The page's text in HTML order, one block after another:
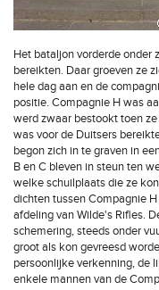
Het bataljon vorderde onder
bereikten. Daar groeven ze
hele dag aan en de
positie. Compagnie H was
werd zwaar bestookt toen
was voor de Duitsers
begon zich in te graven in
B en C bleven in steun ten
welke schuilplaats die ze
dichten tussen Compagnie
afdeling van Wilde's Rifles.
schemering, steeds onder
groot als kon gevreesd
persoonlijke verkenning, de
enkele mannen van de